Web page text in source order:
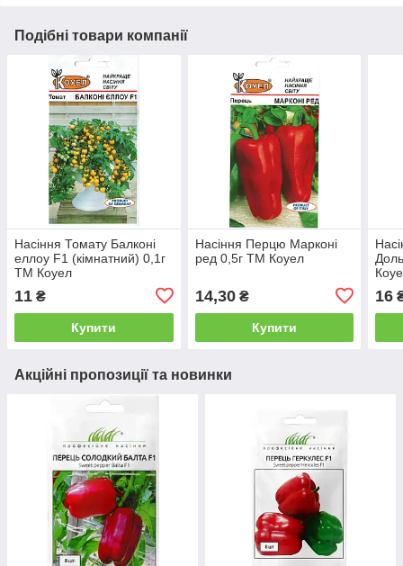
Подібні товари компанії
Насіння Томату Балконі
еллоу F1 (кімнатний) 0,1г
ТМ Коуел
11 ₴
Купити
Насіння Перцю Марконі
ред 0,5г ТМ Коуел
14,30₴
Купити
16
Акційні пропозиції та новинки